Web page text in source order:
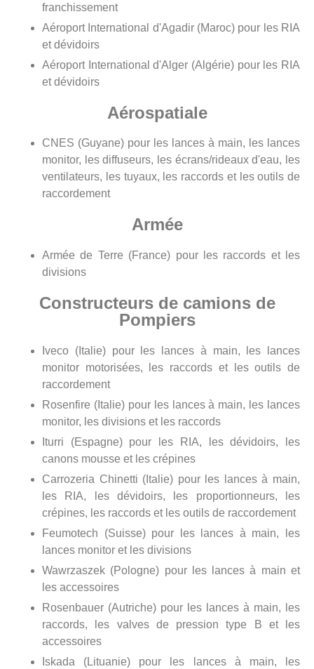
franchissement
Aéroport International d'Agadir (Maroc) pour les RIA
et dévidoirs
Aéroport International d'Alger (Algérie) pour les RIA
et dévidoirs
Aérospatiale
CNES (Guyane) pour les lances à main, les lances
monitor, les diffuseurs, les écrans/rideaux d'eau, les
ventilateurs, les tuyaux, les raccords et les outils de
raccordement
Armée
Armée de Terre (France) pour les raccords et les
divisions
Constructeurs de camions de
Pompiers
Iveco (Italie) pour les lances à main, les lances
monitor motorisées, les raccords et les outils de
raccordement
Rosenfire (Italie) pour les lances à main, les lances
monitor, les divisions et les raccords
Iturri (Espagne) pour les RIA, les dévidoirs, les
canons mousse et les crépines
Carrozeria Chinetti (Italie) pour les lances à main,
les RIA, les dévidoirs, les proportionneurs, les
crépines, les raccords et les outils de raccordement
Feumotech (Suisse) pour les lances à main, les
lances monitor et les divisions
Wawrzaszek (Pologne) pour les lances à main et
les accessoires
Rosenbauer (Autriche) pour les lances à main, les
raccords, les valves de pression type B et les
accessoires
Iskada (Lituanie) pour les lances à main, les